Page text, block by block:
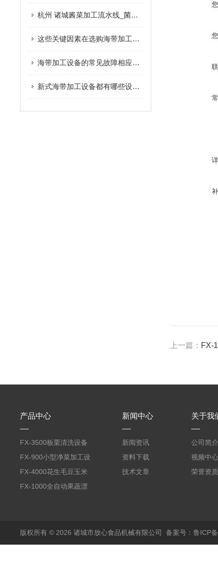
杭州 诸城酱菜加工流水线_菌菇/海带加工设备|概述
这些关键因素在选购海带加工设备时要多加注意
海带加工设备的常见故障相应解决方法分享
新式海带加工设备都有哪些设备组成？
上一篇： FX-
产品中心
FX-3500板栗清洗设备
全自动气泡清洗机
FX-900小型净菜加工设
备野菜清洗机
FX-4000花生毛豆玉米
蒸煮漂烫机
FX-1000全自动果蔬漂
新闻中心
新闻资讯
资料下载
技术文章
关于我
公司简介
视频中心
荣誉资质
版权所有 © 2026 诸城市放心食品机械有限公司 备案号：鲁ICP